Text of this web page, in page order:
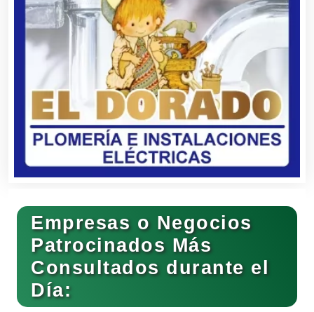
Balnearios
Bancos
Banquetes
Bares y Cantinas
Basculas
Bebidas
Empresas o Negocios
Patrocinados Más
Consultados durante el
Día: